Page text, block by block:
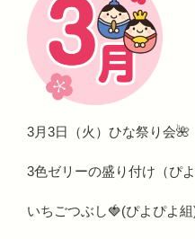
3月3日（火）ひな祭り会🌺
3色ゼリーの盛り付け（ぴ
いちごつぶし🍓(ぴよぴよ組